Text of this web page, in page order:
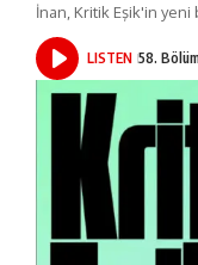
İnan, Kritik Eşik'in
LISTEN 58.